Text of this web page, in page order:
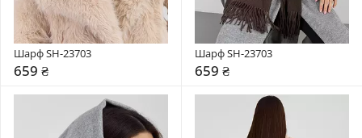
Шарф SH-23703
659 ₴
Шарф SH-23703
659 ₴